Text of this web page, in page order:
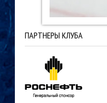
ПАРТНЕРЫ КЛУБА